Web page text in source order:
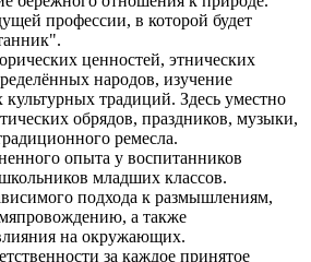
профессии, в которой будет
ценностей, этнических
народов, изучение
традиций. Здесь уместно
обрядов, праздников, музыки,
ремесла.
опыта у воспитанников
младших классов.
подхода к размышлениям,
а также
на окружающих.
за каждое принятое